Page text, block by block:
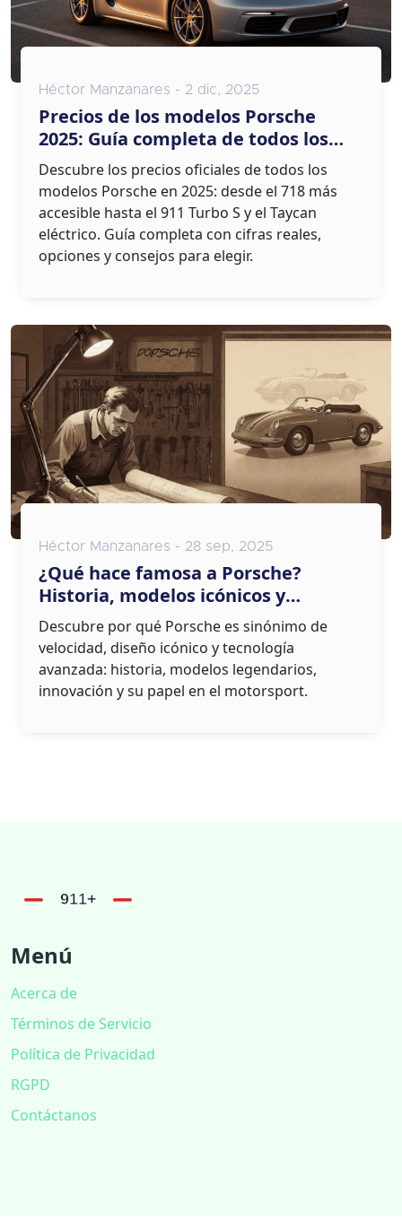
Héctor Manzanares - 2 dic, 2025
Precios de los modelos Porsche
2025: Guía completa de todos los
vehículos disponibles
Descubre los precios oficiales de todos los
modelos Porsche en 2025: desde el 718 más
accesible hasta el 911 Turbo S y el Taycan
eléctrico. Guía completa con cifras reales,
opciones y consejos para elegir.
Héctor Manzanares - 28 sep, 2025
¿Qué hace famosa a Porsche?
Historia, modelos icónicos y
tecnología
Descubre por qué Porsche es sinónimo de
velocidad, diseño icónico y tecnología
avanzada: historia, modelos legendarios,
innovación y su papel en el motorsport.
Menú
Acerca de
Términos de Servicio
Política de Privacidad
RGPD
Contáctanos